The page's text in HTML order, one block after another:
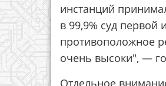
инстанций
в 99,9% суд первой
противоположное
очень высоки", —
Отдельное